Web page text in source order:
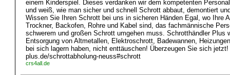
einem Kinderspiel. Dieses verdanken wir dem kompetenten
und weiß, wie man sicher und schnell Schrott abbaut, demontiert
Wissen Sie Ihren Schrott bei uns in sicheren Händen Egal, wo Ihre
Trockner, Backofen, Rohre und Kabel sind, das fachmännische
schwerem und großen Schrott umgehen muss. Schrotthändler Plus
Entsorgung von Altmetallen, Elektroschrott, Badewannen,
bei sich lagern haben, nicht enttäuschen! Überzeugen Sie sich
plus.de/schrottabholung-neuss#schrott
crs4all.de